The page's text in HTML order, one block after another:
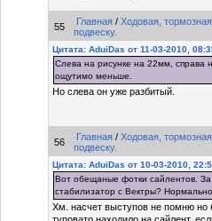
55 Главная / Ходовая,
подвеску.
Цитата: AduiDas от 11-03-2010,
Слева на рисунке на 22мм, справа
ощутимо меньше.
Но слева он уже разбитый.
56 Главная / Ходовая,
подвеску.
Цитата: AduiDas от 10-03-2010,
Вот обещаные фотки сайлентов.
стабилизатор с Вектры?
Хм. насчет выступов не помню но